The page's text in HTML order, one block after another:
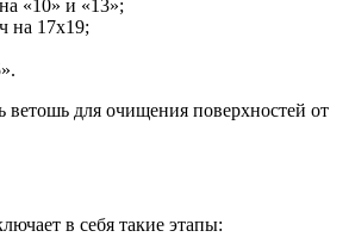
«10» и «13»;
на 17х19;
ветошь для очищения поверхностей от
в себя такие этапы: